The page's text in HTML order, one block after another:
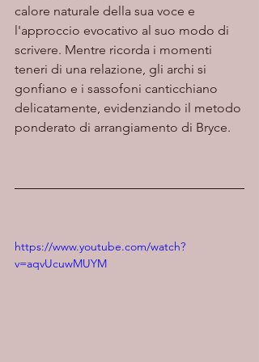
calore naturale della sua voce e
l'approccio evocativo al suo modo di
scrivere. Mentre ricorda i momenti
teneri di una relazione, gli archi si
gonfiano e i sassofoni canticchiano
delicatamente, evidenziando il metodo
ponderato di arrangiamento di Bryce.
https://www.youtube.com/watch?
v=aqvUcuwMUYM